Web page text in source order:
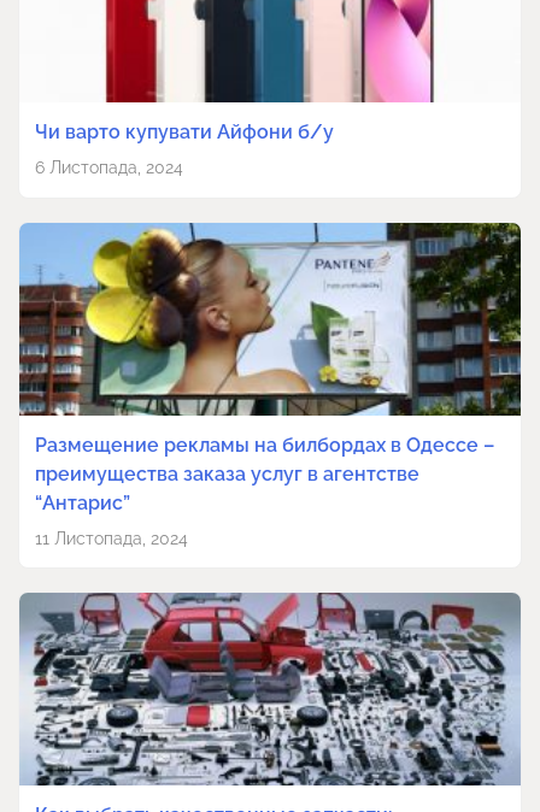
Чи варто купувати Айфони б/у
6 Листопада, 2024
Размещение рекламы на билбордах в Одессе –
преимущества заказа услуг в агентстве
“Антарис”
11 Листопада, 2024